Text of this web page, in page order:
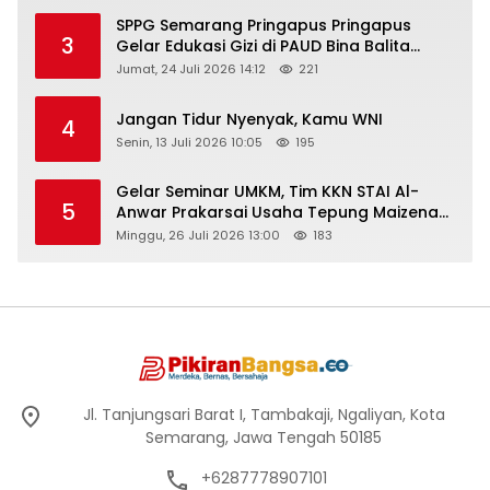
3
SPPG Semarang Pringapus Pringapus
Gelar Edukasi Gizi di PAUD Bina Balita
Peringati Hari Anak Nasional 2026
Jumat, 24 Juli 2026 14:12 221
4 Jangan Tidur Nyenyak, Kamu WNI
Senin, 13 Juli 2026 10:05 195
5
Gelar Seminar UMKM, Tim KKN STAI Al-
Anwar Prakarsai Usaha Tepung Maizena
di Logung
Minggu, 26 Juli 2026 13:00 183
Jl. Tanjungsari Barat I, Tambakaji, Ngaliyan, Kota
Semarang, Jawa Tengah 50185
+6287778907101